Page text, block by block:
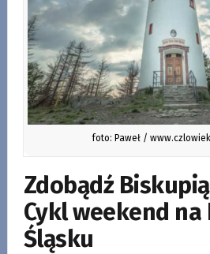
foto: Paweł /
Zdobądź
Cykl weekend na
Śląsku